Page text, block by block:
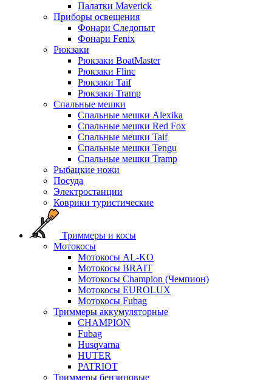
Палатки Maverick
Приборы освещения
Фонари Следопыт
Фонари Fenix
Рюкзаки
Рюкзаки BoatMaster
Рюкзаки Flinc
Рюкзаки Taif
Рюкзаки Tramp
Спальные мешки
Спальные мешки Alexika
Спальные мешки Red Fox
Спальные мешки Taif
Спальные мешки Tengu
Спальные мешки Tramp
Рыбацкие ножи
Посуда
Электростанции
Коврики туристические
Триммеры и косы
Мотокосы
Мотокосы AL-KO
Мотокосы BRAIT
Мотокосы Champion (Чемпион)
Мотокосы EUROLUX
Мотокосы Fubag
Триммеры аккумуляторные
CHAMPION
Fubag
Husqvarna
HUTER
PATRIOT
Триммеры бензиновые